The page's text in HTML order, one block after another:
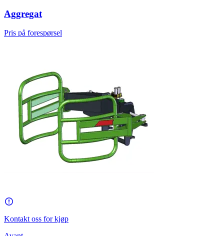
Aggregat
Pris på forespørsel
Kontakt oss for kjøp